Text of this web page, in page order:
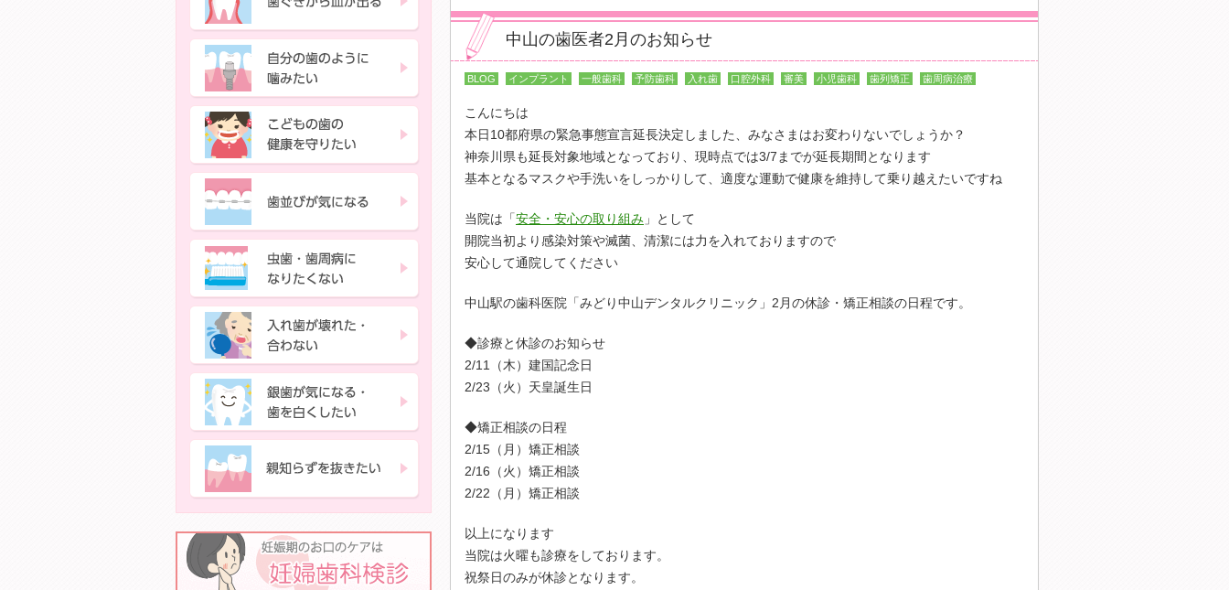
中山の歯医者2月のお知らせ
BLOG インプラント 一般歯科 予防歯科 入れ歯 口腔外科 審美 小児歯科 歯列矯正 歯周病治療
こんにちは
本日10都府県の緊急事態宣言延長決定しました、みなさまはお変わりないでしょうか？
神奈川県も延長対象地域となっており、現時点では3/7までが延長期間となります
基本となるマスクや手洗いをしっかりして、適度な運動で健康を維持して乗り越えたいですね
当院は「安全・安心の取り組み 」として
開院当初より感染対策や滅菌、清潔には力を入れておりますので
安心して通院してください
中山駅の歯科医院「みどり中山デンタルクリニック」2月の休診・矯正相談の日程です。
◆診療と休診のお知らせ
2/11（木）建国記念日
2/23（火）天皇誕生日
◆矯正相談の日程
2/15（月）矯正相談
2/16（火）矯正相談
2/22（月）矯正相談
以上になります
当院は火曜も診療をしております。
祝祭日のみが休診となります。
自分の歯のように噛みたい
子どもの歯の健康を守りたい">
歯並びが気になる
虫歯・歯周病になりたくない
銀歯が気になる・歯を白くしたい
親知らずを抜きたい